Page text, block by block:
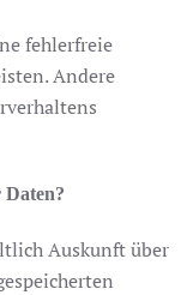
fehlerfreie
Andere
Daten?
Auskunft über